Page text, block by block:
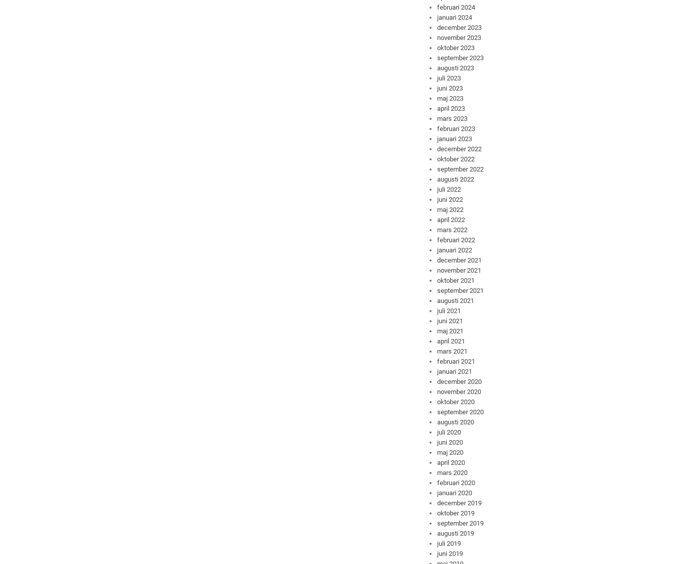
februari 2024
januari 2024
december 2023
november 2023
oktober 2023
september 2023
augusti 2023
juli 2023
juni 2023
maj 2023
april 2023
mars 2023
februari 2023
januari 2023
december 2022
oktober 2022
september 2022
augusti 2022
juli 2022
juni 2022
maj 2022
april 2022
mars 2022
februari 2022
januari 2022
december 2021
november 2021
oktober 2021
september 2021
augusti 2021
juli 2021
juni 2021
maj 2021
april 2021
mars 2021
februari 2021
januari 2021
december 2020
november 2020
oktober 2020
september 2020
augusti 2020
juli 2020
juni 2020
maj 2020
april 2020
mars 2020
februari 2020
januari 2020
december 2019
oktober 2019
september 2019
augusti 2019
juli 2019
juni 2019